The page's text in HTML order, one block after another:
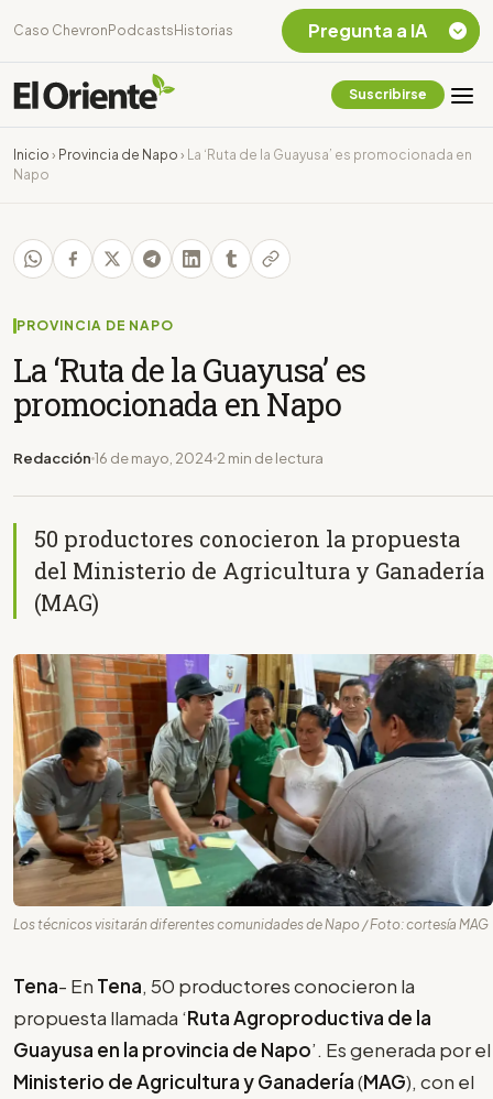
Caso Chevron Podcasts Historias
Suscribirse
Inicio › Provincia de Napo ›
La ‘Ruta de la Guayusa’ es promocionada en
Napo
PROVINCIA DE NAPO
La ‘Ruta de la Guayusa’ es
promocionada en Napo
Redacción 16 de mayo, 2024 2 min de lectura
50 productores conocieron la propuesta
del Ministerio de Agricultura y Ganadería
(MAG)
Los técnicos visitarán diferentes comunidades de Napo / Foto: cortesía MAG
Tena- En Tena, 50 productores conocieron la
propuesta llamada ‘Ruta Agroproductiva de la
Guayusa en la provincia de Napo’. Es generada por el
Ministerio de Agricultura y Ganadería(MAG), con el
Pregunta a IA
Chevron Ecuador